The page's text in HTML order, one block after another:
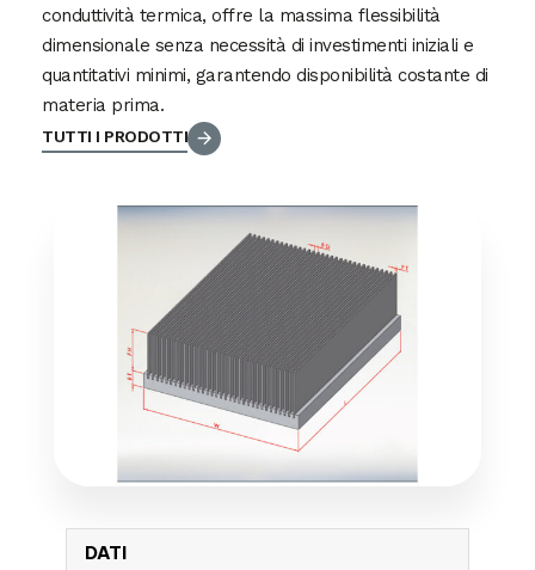
conduttività termica, offre la massima flessibilità
dimensionale senza necessità di investimenti iniziali e
quantitativi minimi, garantendo disponibilità costante di
materia prima.
TUTTI I PRODOTTI
DATI